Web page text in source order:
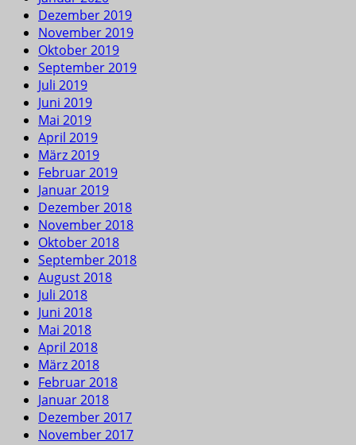
Dezember 2019
November 2019
Oktober 2019
September 2019
Juli 2019
Juni 2019
Mai 2019
April 2019
März 2019
Februar 2019
Januar 2019
Dezember 2018
November 2018
Oktober 2018
September 2018
August 2018
Juli 2018
Juni 2018
Mai 2018
April 2018
März 2018
Februar 2018
Januar 2018
Dezember 2017
November 2017